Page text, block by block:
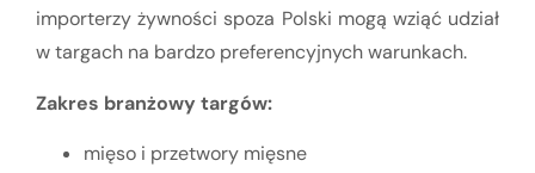
importerzy żywności spoza Polski mogą wziąć udział
w targach na bardzo preferencyjnych warunkach.
Zakres branżowy targów:
mięso i przetwory mięsne